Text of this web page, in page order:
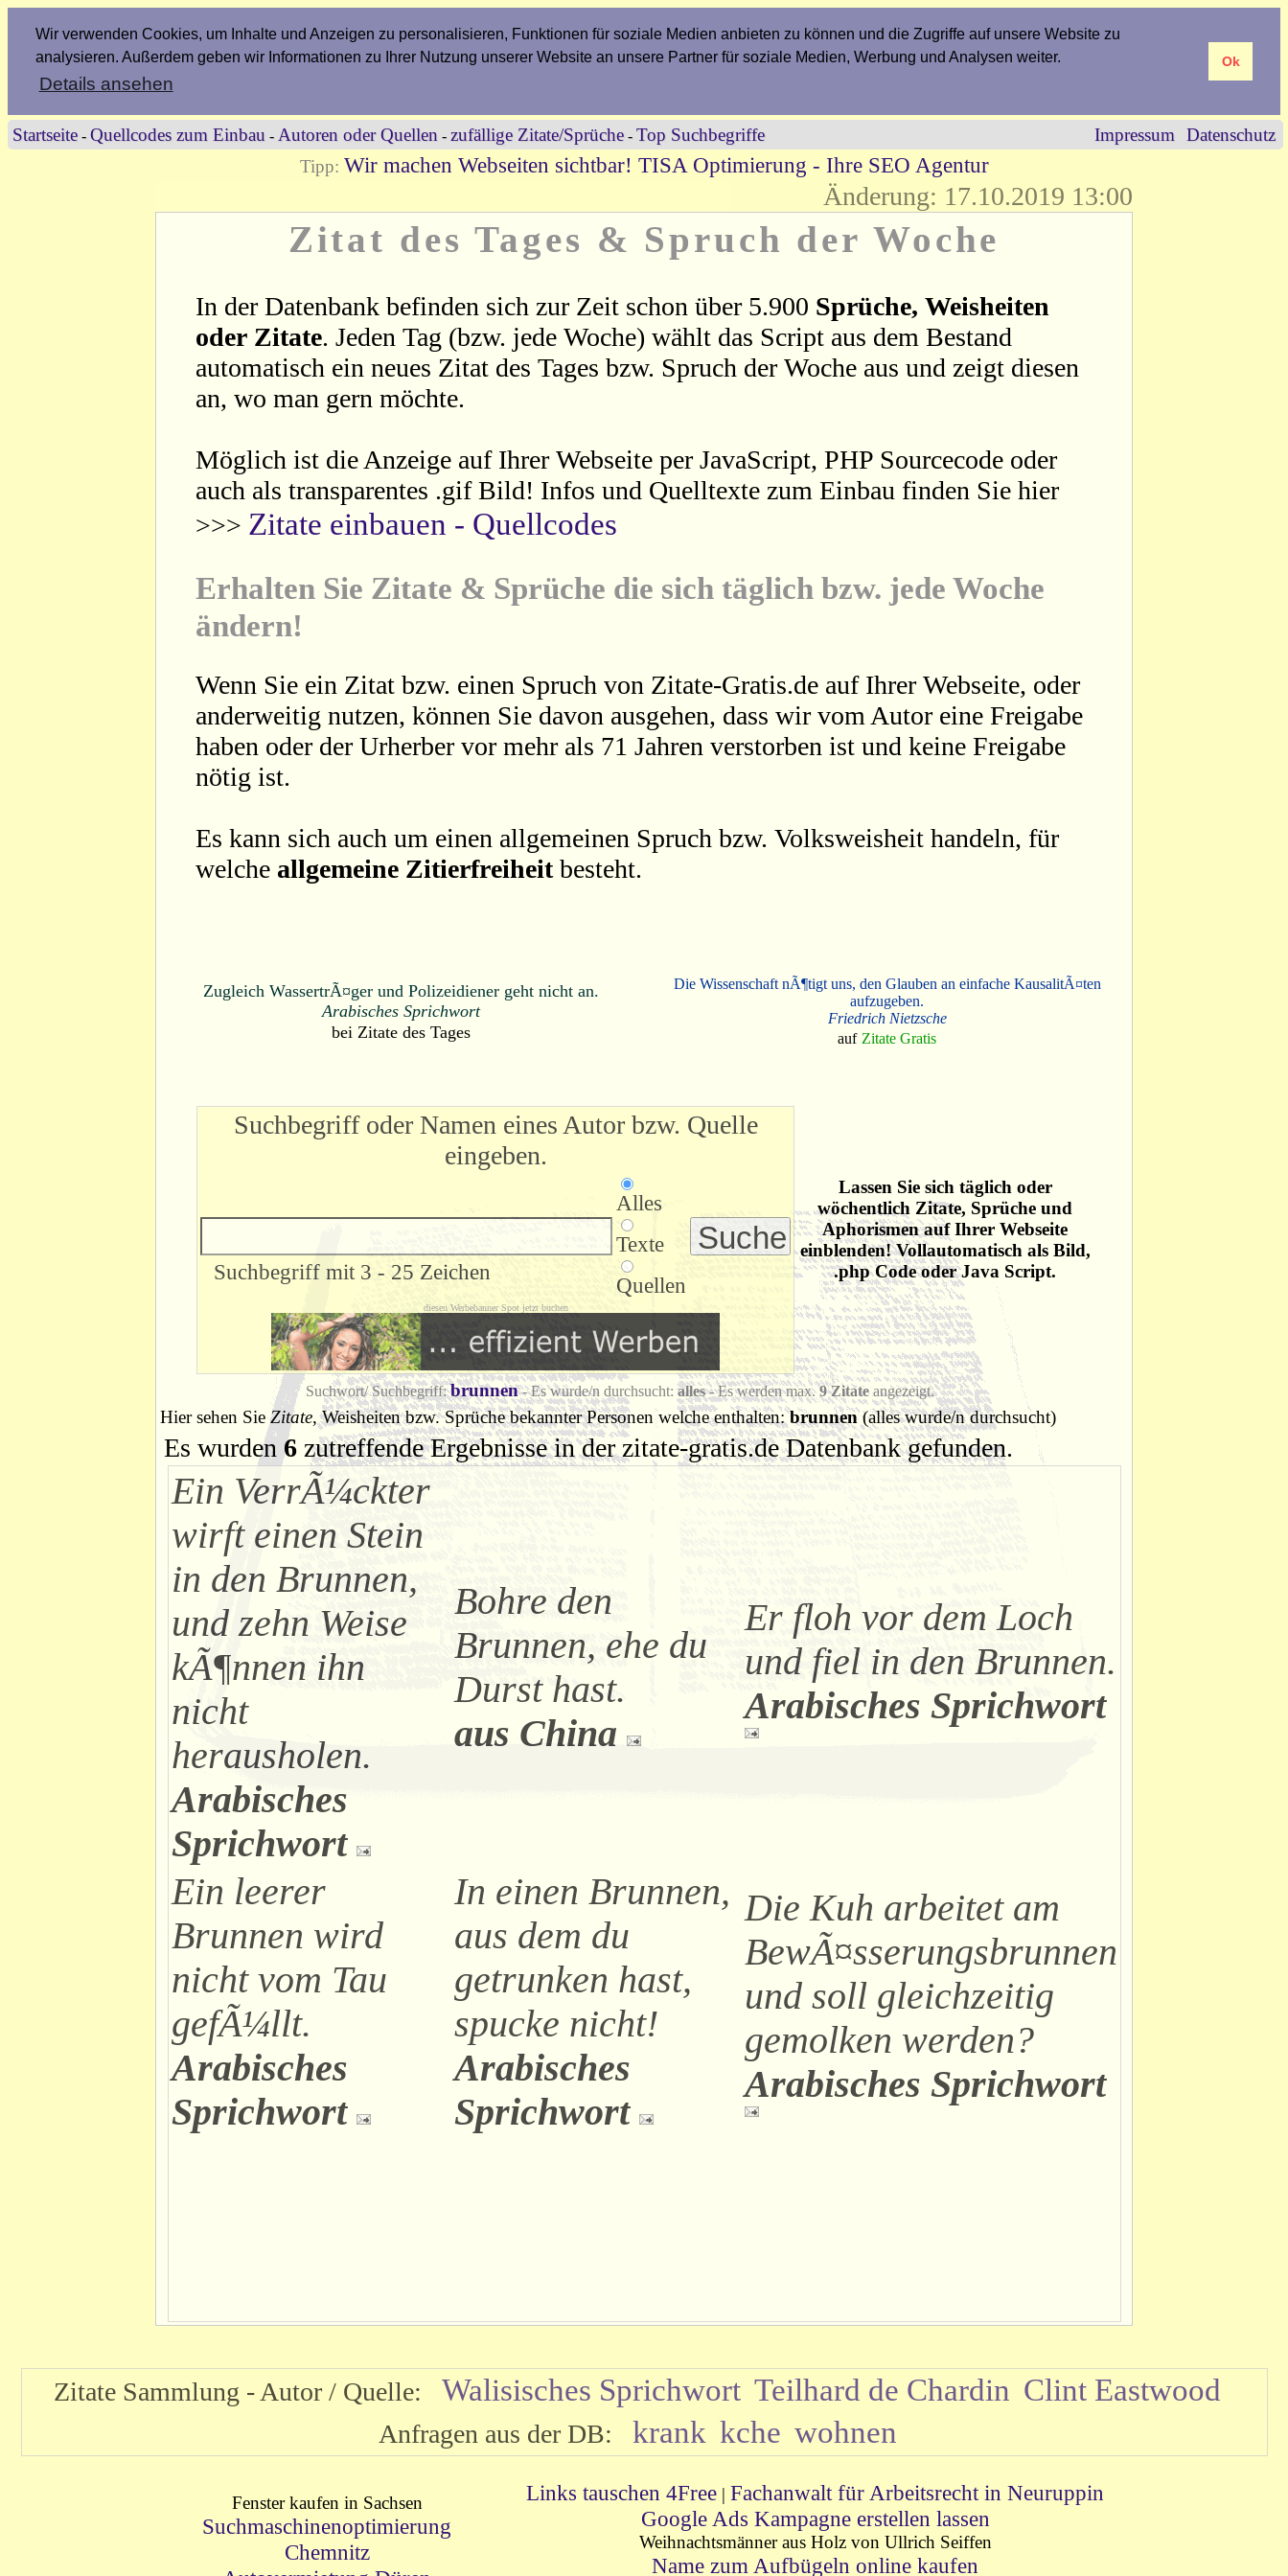
Wir verwenden Cookies, um Inhalte und Anzeigen zu personalisieren, Funktionen für soziale Medien anbieten zu können und die Zugriffe auf unsere Website zu
analysieren. Außerdem geben wir Informationen zu Ihrer Nutzung unserer Website an unsere Partner für soziale Medien, Werbung und Analysen weiter.
Details ansehen
Ok
Startseite - Quellcodes zum Einbau - Autoren oder Quellen - zufällige Zitate/Sprüche - Top Suchbegriffe Impressum
Datenschutz
Tipp: Wir machen Webseiten sichtbar! TISA Optimierung - Ihre SEO Agentur
Änderung: 17.10.2019 13:00
Zitat des Tages & Spruch der Woche
In der Datenbank befinden sich zur Zeit schon über 5.900 Sprüche, Weisheiten
oder Zitate. Jeden Tag (bzw. jede Woche) wählt das Script aus dem Bestand
automatisch ein neues Zitat des Tages bzw. Spruch der Woche aus und zeigt diesen
an, wo man gern möchte.
Möglich ist die Anzeige auf Ihrer Webseite per JavaScript, PHP Sourcecode oder
auch als transparentes .gif Bild! Infos und Quelltexte zum Einbau finden Sie hier
>>> Zitate einbauen - Quellcodes
Erhalten Sie Zitate & Sprüche die sich täglich bzw. jede Woche
ändern!
Wenn Sie ein Zitat bzw. einen Spruch von Zitate-Gratis.de auf Ihrer Webseite, oder
anderweitig nutzen, können Sie davon ausgehen, dass wir vom Autor eine Freigabe
haben oder der Urherber vor mehr als 71 Jahren verstorben ist und keine Freigabe
nötig ist.
Es kann sich auch um einen allgemeinen Spruch bzw. Volksweisheit handeln, für
welche allgemeine Zitierfreiheitbesteht.
Zugleich WassertrÃ¤ger und Polizeidiener geht nicht an.
Arabisches Sprichwort
bei Zitate des Tages
Die Wissenschaft nÃ¶tigt uns, den Glauben an einfache KausalitÃ¤ten
aufzugeben.
Friedrich Nietzsche
auf Zitate Gratis
Suchbegriff oder Namen eines Autor bzw. Quelle
eingeben.
Suchbegriff mit 3 - 25 Zeichen
Alles
Texte
Quellen
diesen Werbebanner Spot jetzt buchen
Lassen Sie sich täglich oder
wöchentlich Zitate, Sprüche und
Aphorismen auf Ihrer Webseite
einblenden! Vollautomatisch als Bild,
.php Code oder Java Script.
Suchwort/ Suchbegriff:brunnen- Es wurde/n durchsucht:alles- Es werden max.9 Zitateangezeigt.
Hier sehen SieZitate, Weisheiten bzw. Sprüche bekannter Personen welche enthalten:brunnen(alles wurde/n durchsucht)
Es wurden 6 zutreffende Ergebnisse in der zitate-gratis.de Datenbank gefunden.
Ein VerrÃ¼ckter
wirft einen Stein
in den Brunnen,
und zehn Weise
kÃ¶nnen ihn
nicht
herausholen.
Arabisches
Sprichwort
Bohre den
Brunnen, ehe du
Durst hast.
aus China
Er floh vor dem Loch
und fiel in den Brunnen.
Arabisches Sprichwort
Ein leerer
Brunnen wird
nicht vom Tau
gefÃ¼llt.
Arabisches
Sprichwort
In einen Brunnen,
aus dem du
getrunken hast,
spucke nicht!
Arabisches
Sprichwort
Die Kuh arbeitet am
BewÃ¤sserungsbrunnen
und soll gleichzeitig
gemolken werden?
Arabisches Sprichwort
Zitate Sammlung - Autor / Quelle: Walisisches Sprichwort Teilhard de Chardin Clint Eastwood
Anfragen aus der DB: krank kche wohnen
Fenster kaufen in Sachsen
Suchmaschinenoptimierung
Chemnitz
Links tauschen 4Free | Fachanwalt für Arbeitsrecht in Neuruppin
Google Ads Kampagne erstellen lassen
Weihnachtsmänner aus Holz von Ullrich Seiffen
Name zum Aufbügeln online kaufen